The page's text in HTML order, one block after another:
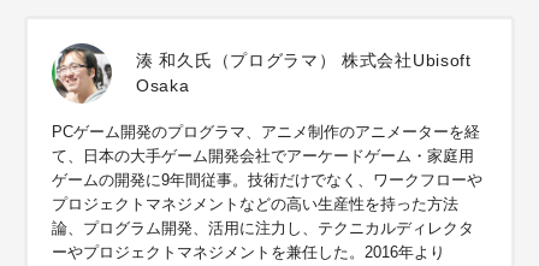
湊 和久氏（プログラマ） 株式会社Ubisoft
Osaka
PCゲーム開発のプログラマ、アニメ制作のアニメーターを経
て、日本の大手ゲーム開発会社でアーケードゲーム・家庭用
ゲームの開発に9年間従事。技術だけでなく、ワークフローや
プロジェクトマネジメントなどの高い生産性を持った方法
論、プログラム開発、活用に注力し、テクニカルディレクタ
ーやプロジェクトマネジメントを兼任した。2016年より